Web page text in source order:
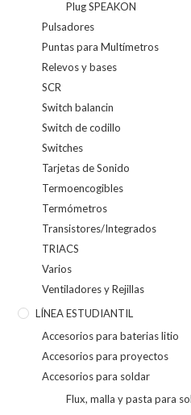
Plug SPEAKON
Pulsadores
Puntas para Multímetros
Relevos y bases
SCR
Switch balancin
Switch de codillo
Switches
Tarjetas de Sonido
Termoencogibles
Termómetros
Transistores/Integrados
TRIACS
Varios
Ventiladores y Rejillas
LÍNEA ESTUDIANTIL
Accesorios para baterias litio
Accesorios para proyectos
Accesorios para soldar
Flux, malla y pasta para